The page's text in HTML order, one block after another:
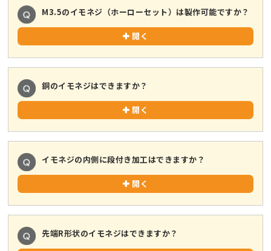
M3.5のイモネジ（ホーローセット）は製作可能ですか？
開く
銅のイモネジはできますか？
開く
イモネジの内側に段付き加工はできますか？
開く
先端R形状のイモネジはできますか？